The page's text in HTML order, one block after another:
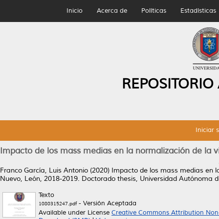
Inicio Acerca de Políticas Estadísticas
Iniciar
Impacto de los mass medias en la normalización de la
Franco García, Luis Antonio (2020) Impacto de los mass medias en
Nuevo, León, 2018-2019. Doctorado thesis, Universidad Autónoma
Texto
1080315247.pdf- Versión Aceptada
Available under License Creative Commons Attribution